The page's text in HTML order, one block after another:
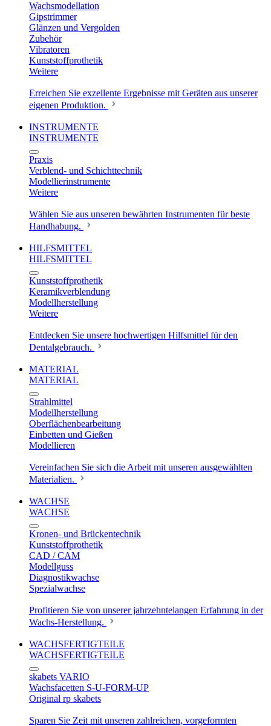
Wachsmodellation
Gipstrimmer
Glänzen und Vergolden
Zubehör
Vibratoren
Kunststoffprothetik
Weitere
Erreichen Sie exzellente Ergebnisse mit Geräten aus unserer
eigenen Produktion.
INSTRUMENTE
INSTRUMENTE
Praxis
Verblend- und Schichttechnik
Modellierinstrumente
Weitere
Wählen Sie aus unseren bewährten Instrumenten für beste
Handhabung.
HILFSMITTEL
HILFSMITTEL
Kunststoffprothetik
Keramikverblendung
Modellherstellung
Weitere
Entdecken Sie unsere hochwertigen Hilfsmittel für den
Dentalgebrauch.
MATERIAL
MATERIAL
Strahlmittel
Modellherstellung
Oberflächenbearbeitung
Einbetten und Gießen
Modellieren
Vereinfachen Sie sich die Arbeit mit unseren ausgewählten
Materialien.
WACHSE
WACHSE
Kronen- und Brückentechnik
Kunststoffprothetik
CAD / CAM
Modellguss
Diagnostikwachse
Spezialwachse
Profitieren Sie von unserer jahrzehntelangen Erfahrung in der
Wachs-Herstellung.
WACHSFERTIGTEILE
WACHSFERTIGTEILE
skabets VARIO
Wachsfacetten S-U-FORM-UP
Original rp skabets
Sparen Sie Zeit mit unseren zahlreichen, vorgeformten